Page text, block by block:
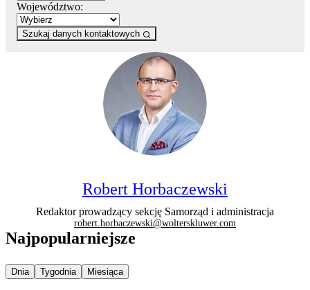
Województwo:
Szukaj danych kontaktowych
Robert Horbaczewski
Redaktor prowadzący sekcję Samorząd i administracja
robert.horbaczewski@wolterskluwer.com
Najpopularniejsze
Najpopularniejsze wiadomości z
Dnia Najpopularniejsze wiadomości z
Tygodnia Najpopularniejsze wiadomości z
Miesiąca